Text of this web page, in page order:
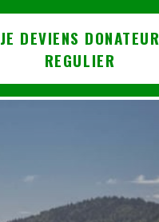
JE DEVIENS DONATEUR
REGULIER